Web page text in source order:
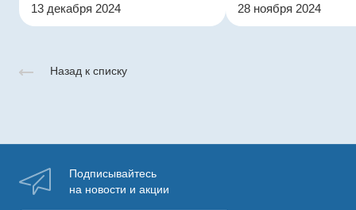
13 декабря 2024
28 ноября 2024
Назад к списку
Подписывайтесь
на новости и акции